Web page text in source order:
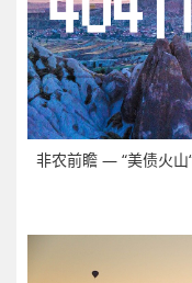
非农前瞻 — “美债火山